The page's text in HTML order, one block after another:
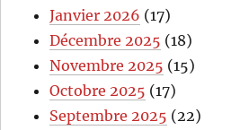
Janvier 2026 (17)
Décembre 2025 (18)
Novembre 2025 (15)
Octobre 2025 (17)
Septembre 2025 (22)